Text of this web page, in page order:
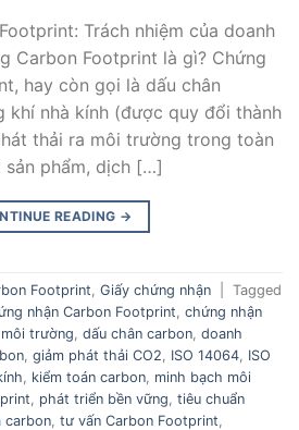
Trách nhiệm của doanh
Carbon Footprint là gì? Chứng
hay còn gọi là dấu chân
khí nhà kính (được quy đổi thành
thải ra môi trường trong toàn
phẩm, dịch […]
READING →
Footprint, Giấy chứng nhận
Tagged
nhận Carbon Footprint, chứng nhận
trường, dấu chân carbon, doanh
, giảm phát thải CO2, ISO 14064, ISO
, kiểm toán carbon, minh bạch môi
, phát triển bền vững, tiêu chuẩn
carbon, tư vấn Carbon Footprint,